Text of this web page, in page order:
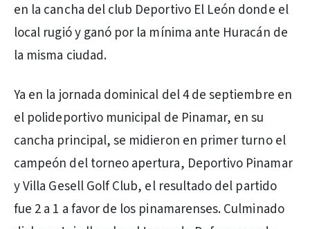
en la cancha del club Deportivo El León donde el
local rugió y ganó por la mínima ante Huracán de
la misma ciudad.
Ya en la jornada dominical del 4 de septiembre en
el polideportivo municipal de Pinamar, en su
cancha principal, se midieron en primer turno el
campeón del torneo apertura, Deportivo Pinamar
y Villa Gesell Golf Club, el resultado del partido
fue 2 a 1 a favor de los pinamarenses. Culminado